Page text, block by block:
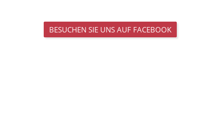
BESUCHEN SIE UNS AUF FACEBOOK